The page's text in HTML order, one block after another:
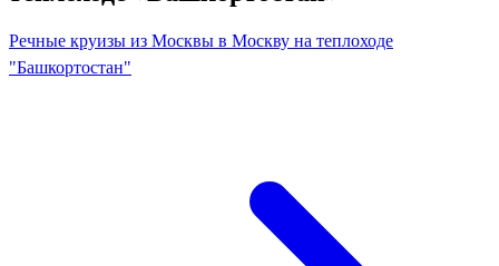
Речные круизы из Москвы в Москву на теплоходе
"Башкортостан"